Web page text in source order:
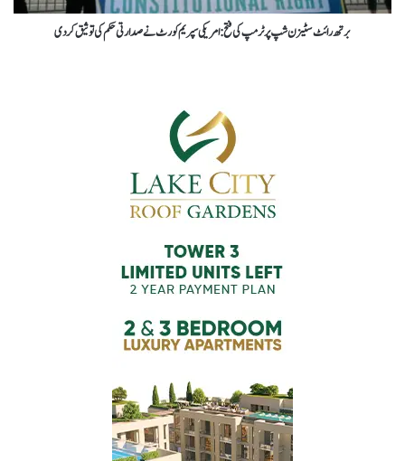
برتھ رائٹ سٹیزن شپ پر ٹرمپ کی فتح: امریکی سپریم کورٹ نے صدارتی حکم کی توثیق کر دی